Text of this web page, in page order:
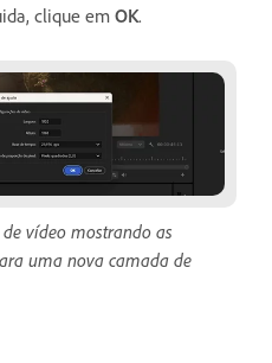
clique em OK.
vídeo mostrando as
uma nova camada de